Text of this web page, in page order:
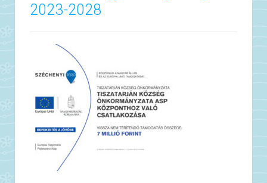
2023-2028